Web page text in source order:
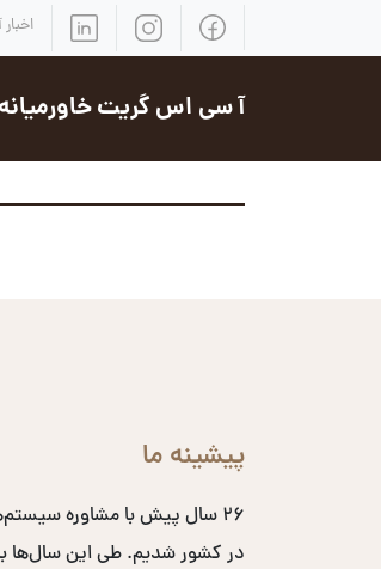
آ سی اس گریت خاورمیانه
پیشینه ما
۲۶ سال پیش با مشاوره